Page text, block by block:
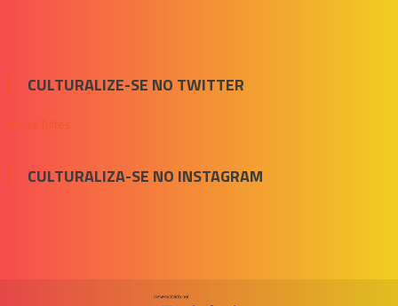
CULTURALIZE-SE NO TWITTER
Meus Tuítes
CULTURALIZA-SE NO INSTAGRAM